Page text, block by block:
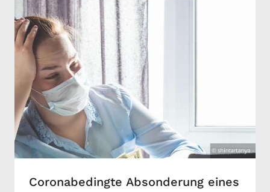
Coronabedingte Absonderung eines